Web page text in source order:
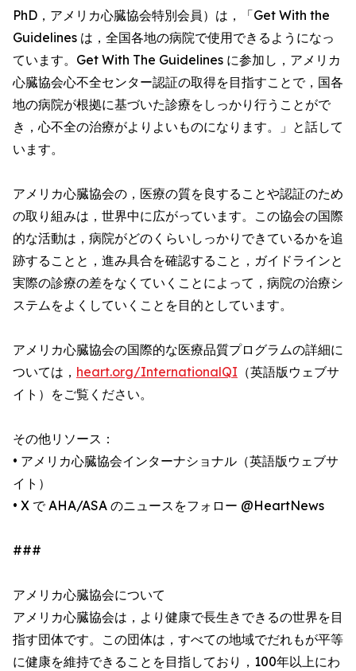
PhD，アメリカ心臓協会特別会員）は，「Get With the
Guidelines は，全国各地の病院で使用できるようになっ
ています。Get With The Guidelines に参加し，アメリカ
心臓協会心不全センター認証の取得を目指すことで，国各
地の病院が根拠に基づいた診療をしっかり行うことがで
き，心不全の治療がよりよいものになります。」と話して
います。
アメリカ心臓協会の，医療の質を良することや認証のため
の取り組みは，世界中に広がっています。この協会の国際
的な活動は，病院がどのくらいしっかりできているかを追
跡することと，進み具合を確認すること，ガイドラインと
実際の診療の差をなくていくことによって，病院の治療シ
ステムをよくしていくことを目的としています。
アメリカ心臓協会の国際的な医療品質プログラムの詳細に
ついては， heart.org/InternationalQI （英語版ウェブサ
イト）をご覧ください。
その他リソース：
• アメリカ心臓協会インターナショナル（英語版ウェブサ
イト）
• X で AHA/ASA のニュースをフォロー @HeartNews
###
アメリカ心臓協会について
アメリカ心臓協会は，より健康で長生きできるの世界を目
指す団体です。この団体は，すべての地域でだれもが平等
に健康を維持できることを目指しており，100年以上にわ